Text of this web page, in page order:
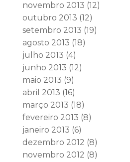
novembro 2013 (12)
outubro 2013 (12)
setembro 2013 (19)
agosto 2013 (18)
julho 2013 (4)
junho 2013 (12)
maio 2013 (9)
abril 2013 (16)
março 2013 (18)
fevereiro 2013 (8)
janeiro 2013 (6)
dezembro 2012 (8)
novembro 2012 (8)